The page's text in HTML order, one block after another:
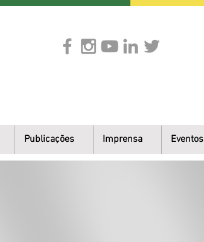
Publicações Imprensa Eventos